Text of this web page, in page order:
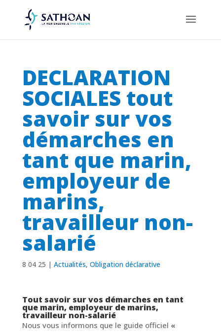
DECLARATION
SOCIALES tout
savoir sur vos
démarches en
tant que marin,
employeur de
marins,
travailleur non-
salarié
8 04 25 | Actualités, Obligation déclarative
Tout savoir sur vos démarches en tant
que marin, employeur de marins,
travailleur non-salarié
Nous vous informons que le guide officiel «